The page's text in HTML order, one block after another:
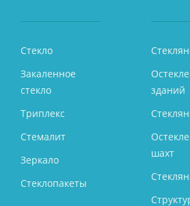
Стекло
Закаленное
стекло
Триплекс
Стемалит
Зеркало
Стеклопакеты
зданий
шахт